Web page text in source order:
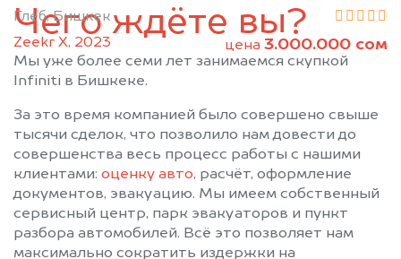
Глеб, Бишкек
Zeekr X, 2023
цена 3.000.000 сом
Чего ждёте вы?
Мы уже более семи лет занимаемся скупкой
Infiniti в Бишкеке.
За это время компанией было совершено свыше
тысячи сделок, что позволило нам довести до
совершенства весь процесс работы с нашими
клиентами: оценку авто, расчёт, оформление
документов, эвакуацию. Мы имеем собственный
сервисный центр, парк эвакуаторов и пункт
разбора автомобилей. Всё это позволяет нам
максимально сократить издержки на